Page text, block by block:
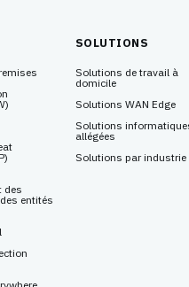
des
entités
SOLUTIONS
Solutions de travail à
domicile
Solutions WAN Edge
Solutions
allégées
Solutions par industrie